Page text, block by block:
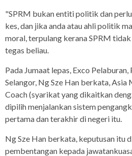
"SPRM bukan entiti politik dan
kes, dan jika anda atau ahli politik
moral, terpulang kerana SPRM
tegas beliau.
Pada Jumaat lepas, Exco
Selangor, Ng Sze Han berkata,
Coach (syarikat yang dikaitkan
dipilih menjalankan sistem
pertama dan terakhir di negeri itu.
Ng Sze Han berkata, keputusan itu
pembentangan kepada